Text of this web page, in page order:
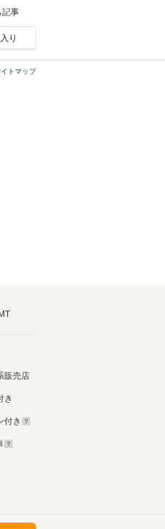
記事
り
トマップ
MT
販売店
き
付き